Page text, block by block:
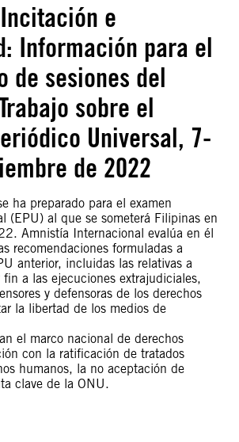
e
Información para el
de sesiones del
sobre el
Universal, 7-
de 2022
ha preparado para el examen
(EPU) al que se someterá Filipinas en
Amnistía Internacional evalúa en él
recomendaciones formuladas a
anterior, incluidas las relativas a
fin a las ejecuciones extrajudiciales,
y defensoras de los derechos
la libertad de los medios de
el marco nacional de derechos
con la ratificación de tratados
humanos, la no aceptación de
clave de la ONU.